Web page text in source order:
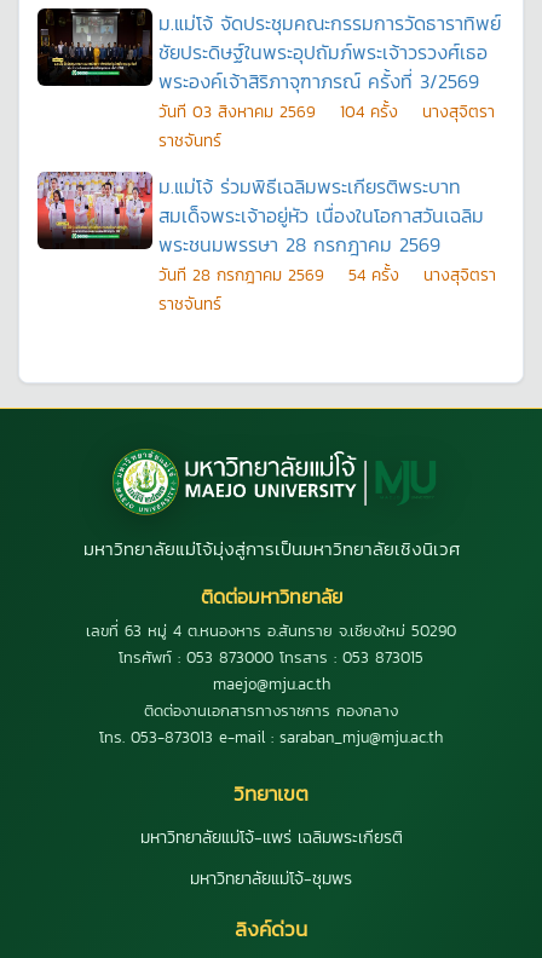
ม.แม่โจ้ จัดประชุมคณะกรรมการวัดธาราทิพย์
ชัยประดิษฐ์ในพระอุปถัมภ์พระเจ้าวรวงศ์เธอ
พระองค์เจ้าสิริภาจุฑาภรณ์ ครั้งที่ 3/2569
วันที 03 สิงหาคม 2569 104 ครั้ง
นางสุจิตรา
ราชจันทร์
ม.แม่โจ้ ร่วมพิธีเฉลิมพระเกียรติพระบาท
สมเด็จพระเจ้าอยู่หัว เนื่องในโอกาสวันเฉลิม
พระชนมพรรษา 28 กรกฎาคม 2569
วันที 28 กรกฎาคม 2569 54 ครั้ง
นางสุจิตรา
ราชจันทร์
มหาวิทยาลัยแม่โจ้มุ่งสู่การเป็นมหาวิทยาลัยเชิงนิเวศ
ติดต่อมหาวิทยาลัย
เลขที่ 63 หมู่ 4 ต.หนองหาร อ.สันทราย จ.เชียงใหม่ 50290
โทรศัพท์ : 053 873000 โทรสาร : 053 873015
maejo@mju.ac.th
ติดต่องานเอกสารทางราชการ กองกลาง
โทร. 053-873013 e-mail : saraban_mju@mju.ac.th
วิทยาเขต
มหาวิทยาลัยแม่โจ้-แพร่ เฉลิมพระเกียรติ
มหาวิทยาลัยแม่โจ้-ชุมพร
ลิงค์ด่วน